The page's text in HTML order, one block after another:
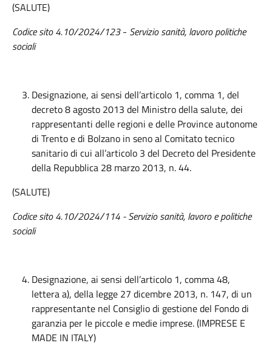
(SALUTE)
Codice sito 4.10/2024/123- Servizio sanità, lavoro politiche
sociali
Designazione, ai sensi dell’articolo 1, comma 1, del
decreto 8 agosto 2013 del Ministro della salute, dei
rappresentanti delle regioni e delle Province autonome
di Trento e di Bolzano in seno al Comitato tecnico
sanitario di cui all’articolo 3 del Decreto del Presidente
della Repubblica 28 marzo 2013, n. 44.
(SALUTE)
Codice sito 4.10/2024/114 - Servizio sanità, lavoro e politiche
sociali
Designazione, ai sensi dell’articolo 1, comma 48,
lettera a), della legge 27 dicembre 2013, n. 147, di un
rappresentante nel Consiglio di gestione del Fondo di
garanzia per le piccole e medie imprese. (IMPRESE E
MADE IN ITALY)